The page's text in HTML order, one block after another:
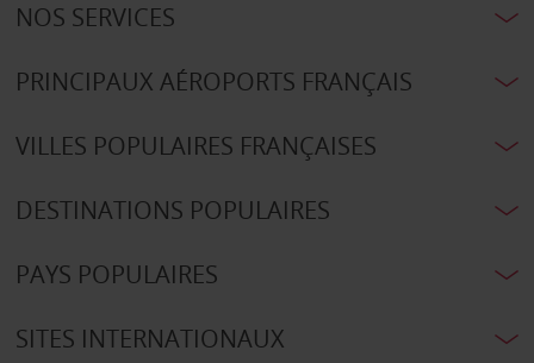
NOS SERVICES
PRINCIPAUX AÉROPORTS FRANÇAIS
VILLES POPULAIRES FRANÇAISES
DESTINATIONS POPULAIRES
PAYS POPULAIRES
SITES INTERNATIONAUX